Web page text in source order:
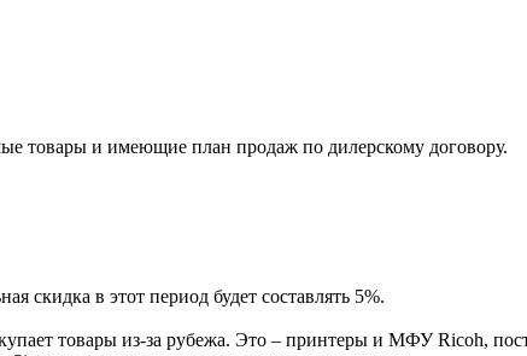
товары и имеющие план продаж по дилерскому договору.
скидка в этот период будет составлять 5%.
товары из-за рубежа. Это – принтеры и МФУ Ricoh,